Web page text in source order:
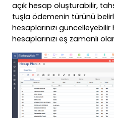
açık hesap oluşturabilir,
tuşla ödemenin türünü
hesaplarınızı
hesaplarınızı eş zamanlı